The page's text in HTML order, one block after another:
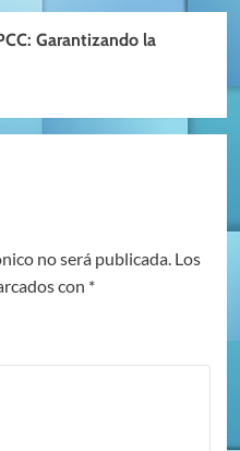
Garantizando la
no será publicada. Los
con *